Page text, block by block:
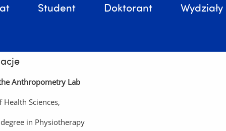
Student Doktorant Wydziały
Anthropometry Lab
Health Sciences,
in Physiotherapy